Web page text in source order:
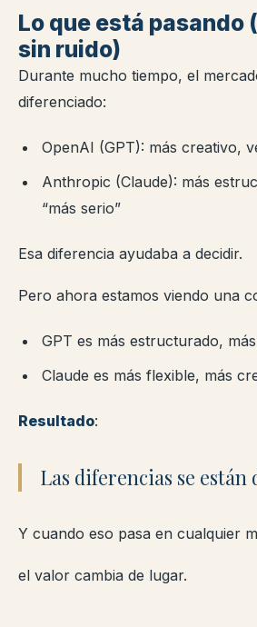
Lo que está pasando
sin ruido)
Durante mucho tiempo, el
diferenciado:
OpenAI (GPT): más creativo,
Anthropic (Claude): más
“más serio”
Esa diferencia ayudaba a decidir.
Pero ahora estamos viendo una
GPT es más estructurado,
Claude es más flexible, más
Resultado:
Las diferencias se están
Y cuando eso pasa en cualquier
el valor cambia de lugar.